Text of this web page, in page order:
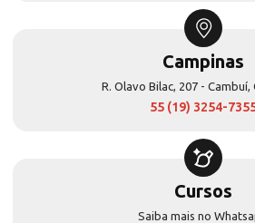
Campinas
R. Olavo Bilac, 207 - Cambuí,
55 (19) 3254-
Cursos
Saiba mais no